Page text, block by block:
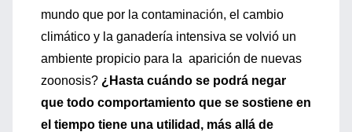
mundo que por la contaminación, el cambio
climático y la ganadería intensiva se volvió un
ambiente propicio para la aparición de nuevas
zoonosis? ¿Hasta cuándo se podrá negar
que todo comportamiento que se sostiene en
el tiempo tiene una utilidad, más allá de